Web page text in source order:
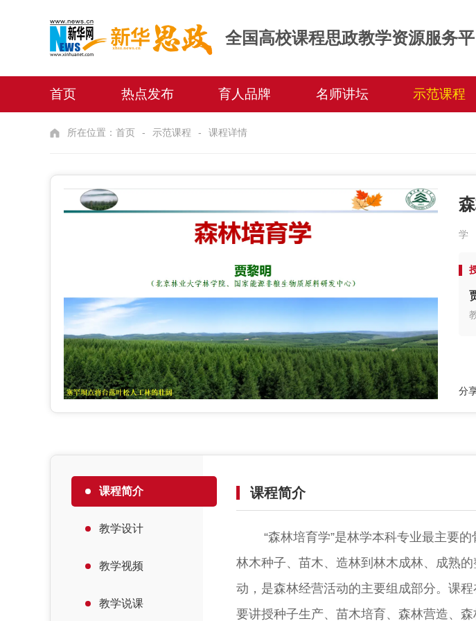
全国高校课程思政教学资源服务
首页 热点发布 育人品牌 名师讲坛 示范课程
所在位置： 首页 示范课程 课程详情
分
课程简介
教学设计
教学视频
教学说课
课程简介
“森林培育学”是林学本科专业最主要
林木种子、苗木、造林到林木成林、成熟
动，是森林经营活动的主要组成部分。课
要讲授种子生产、苗木培育、森林营造、